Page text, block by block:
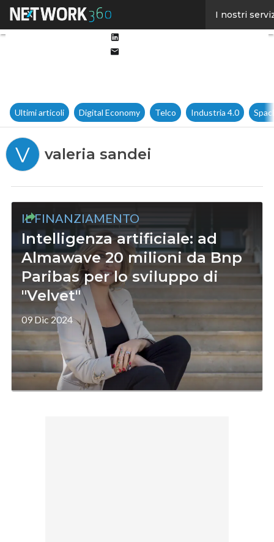
I nostri
Ultimi articoli Digital Economy Telco Industria 4.0
V valeria sandei
IL FINANZIAMENTO
Intelligenza artificiale: ad
Almawave 20 milioni da Bnp
Paribas per lo sviluppo di
"Velvet"
09 Dic 2024